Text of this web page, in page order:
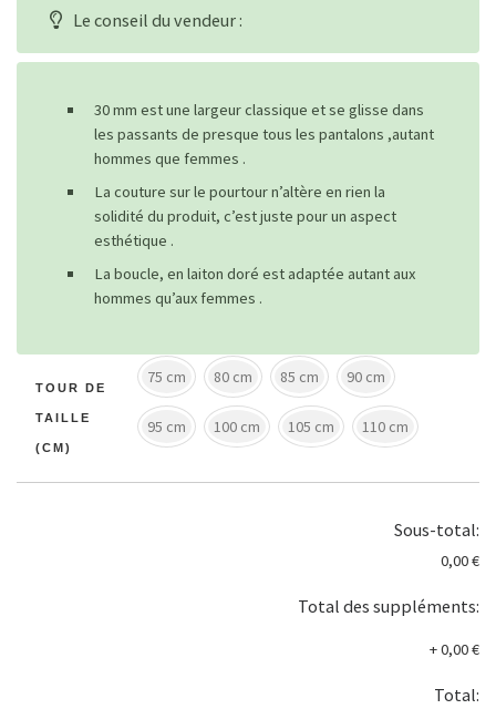
Le conseil du vendeur :
30 mm est une largeur classique et se glisse dans
les passants de presque tous les pantalons ,autant
hommes que femmes .
La couture sur le pourtour n’altère en rien la
solidité du produit, c’est juste pour un aspect
esthétique .
La boucle, en laiton doré est adaptée autant aux
hommes qu’aux femmes .
TOUR DE
TAILLE
(CM)
75 cm 80 cm 85 cm 90 cm
95 cm 100 cm 105 cm 110 cm
Sous-total:
0,00 €
Total des suppléments:
+0,00 €
Total: